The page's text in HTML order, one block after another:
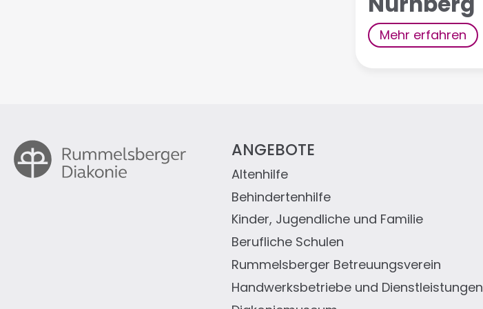
Mehr erfahren
Fußzeile
ANGEBOTE
Altenhilfe
Behindertenhilfe
Kinder, Jugendliche und Familie
Berufliche Schulen
Rummelsberger Betreuungsverein
Handwerksbetriebe und Dienstleistungen